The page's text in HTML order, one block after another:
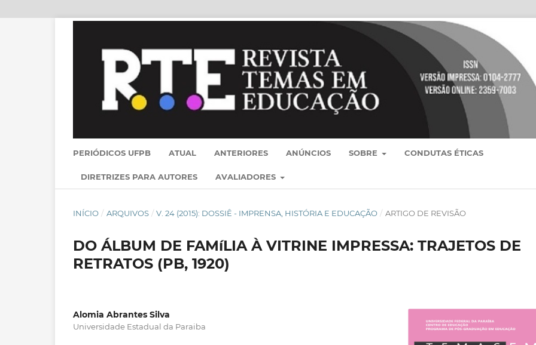
PERIÓDICOS UFPB ATUAL ANTERIORES ANÚNCIOS SOBRE CONDUTAS ÉTICAS
DIRETRIZES PARA AUTORES AVALIADORES
INÍCIO / ARQUIVOS / V. 24 (2015): DOSSIÊ - IMPRENSA, HISTÓRIA E EDUCAÇÃO / ARTIGO DE REVISÃO
DO ÁLBUM DE FAMíLIA À VITRINE IMPRESSA: TRAJETOS DE
RETRATOS (PB, 1920)
Alomia Abrantes Silva
Universidade Estadual da Paraiba